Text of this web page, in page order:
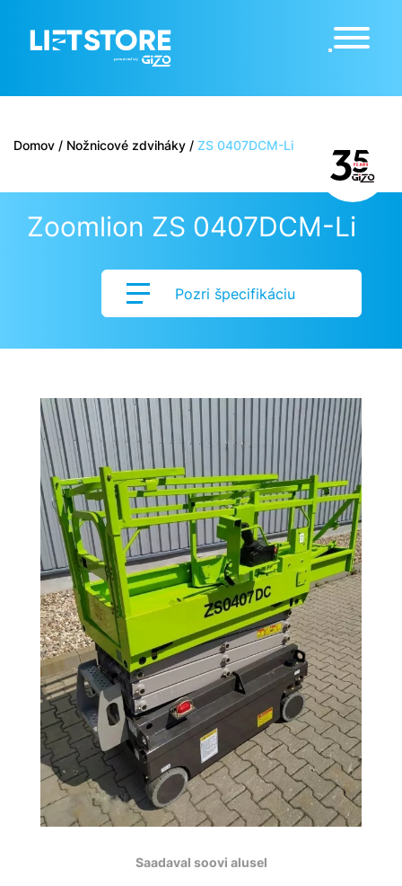
Domov / Nožnicové zdviháky / ZS 0407DCM-Li
Zoomlion ZS 0407DCM-Li
Pozri špecifikáciu
Saadaval soovi alusel